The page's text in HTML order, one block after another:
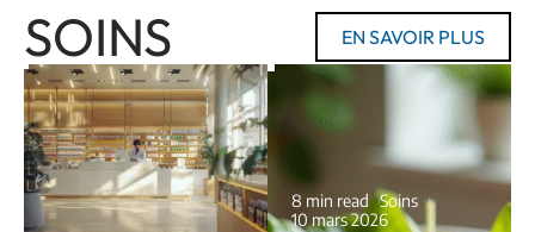
SOINS EN SAVOIR PLUS
8 min read Soins
10 mars 2026